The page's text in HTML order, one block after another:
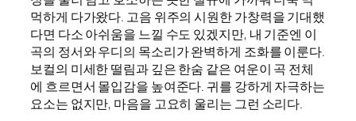
먹하게 다가왔다. 고음 위주의 시원한 가창력을 기대했
다면 다소 아쉬움을 느낄 수도 있겠지만, 내 기준엔 이
곡의 정서와 우디의 목소리가 완벽하게 조화를 이룬다.
보컬의 미세한 떨림과 깊은 한숨 같은 여운이 곡 전체
에 흐르면서 몰입감을 높여준다. 귀를 강하게 자극하는
요소는 없지만, 마음을 고요히 울리는 그런 소리다.